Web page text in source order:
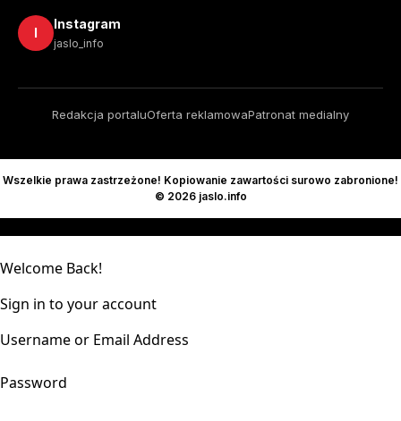
I
Instagram
jaslo_info
Redakcja portaluOferta reklamowaPatronat medialny
Wszelkie prawa zastrzeżone! Kopiowanie zawartości surowo zabronione!
© 2026 jaslo.info
Welcome Back!
Sign in to your account
Username or Email Address
Password